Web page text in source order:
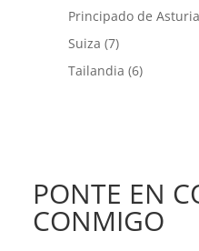
Principado de
Suiza (7)
Tailandia (6)
PONTE EN
CONMIGO